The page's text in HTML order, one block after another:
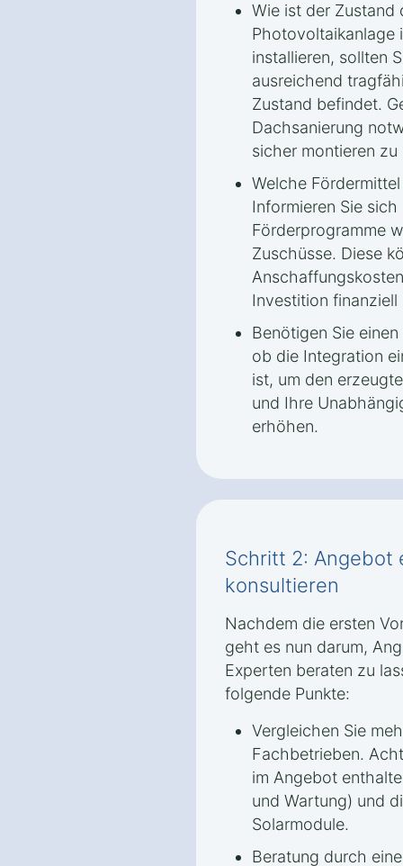
Wie ist der Zustand
Photovoltaikanlage
installieren, sollten
ausreichend
Zustand befindet.
Dachsanierung
sicher montieren zu
Welche
Informieren Sie
Förderprogramme
Zuschüsse. Diese
Investition finanziell
Benötigen Sie
ob die Integration
ist, um den
und Ihre
erhöhen.
Schritt 2: Angebot
konsultieren
Nachdem die ersten
geht es nun darum,
Experten beraten zu
folgende Punkte:
Vergleichen Sie
Fachbetrieben.
im Angebot
und Wartung) und
Solarmodule.
Beratung durch